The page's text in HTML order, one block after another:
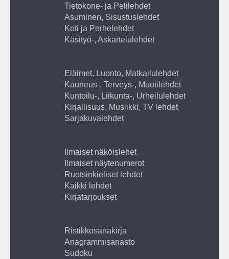
Tietokone- ja Pelilehdet
Asuminen, Sisustuslehdet
Koti ja Perhelehdet
Käsityö-, Askartelulehdet
Eläimet, Luonto, Matkailulehdet
Kauneus-, Terveys-, Muotilehdet
Kuntoilu-, Liikunta-, Urheilulehdet
Kirjallisuus, Musiikki, TV lehdet
Sarjakuvalehdet
Ilmaiset näköislehet
Ilmaiset näytenumerot
Ruotsinkieliset lehdet
Kaikki lehdet
Kirjatarjoukset
Ristikkosanakirja
Anagrammisanasto
Sudoku